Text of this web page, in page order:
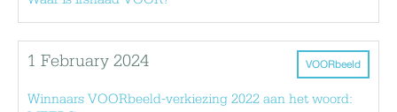
VOORbeeld
1 February 2024
Winnaars VOORbeeld-verkiezing 2022 aan het woord: